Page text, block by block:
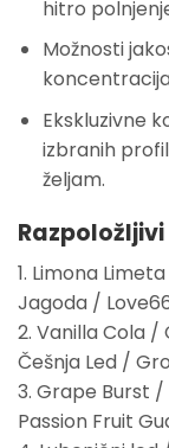
hitro
Možnosti
Ekskluzivne
izbranih
željam.
1. Limona
Jagoda /
2. Vanilla Cola
Češnja Led /
3. Grape Burst
Passion Fruit